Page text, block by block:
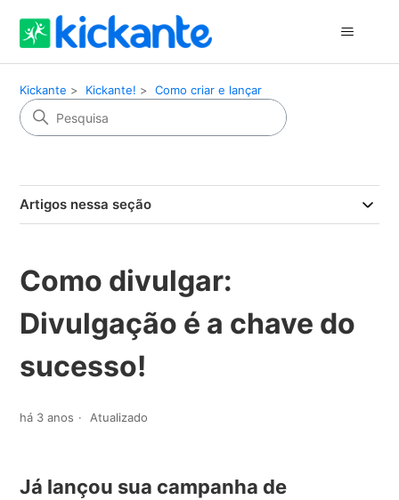
Kickante Kickante! Como criar e lançar
Artigos nessa seção
Como divulgar:
Divulgação é a chave do
sucesso!
há 3 anos Atualizado
Já lançou sua campanha de